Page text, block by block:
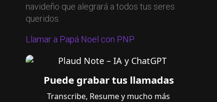
navideño que alegrará a todos tus seres
queridos.
Llamar a Papá Noel con PNP
Puede grabar tus llamadas
Transcribe, Resume y mucho más